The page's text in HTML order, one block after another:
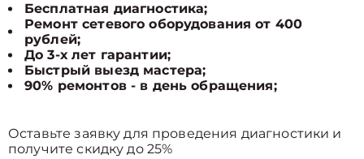
Бесплатная диагностика;
Ремонт сетевого оборудования от 400
рублей;
До 3-х лет гарантии;
Быстрый выезд мастера;
90% ремонтов - в день обращения;
Оставьте заявку для проведения диагностики и
получите скидку до 25%